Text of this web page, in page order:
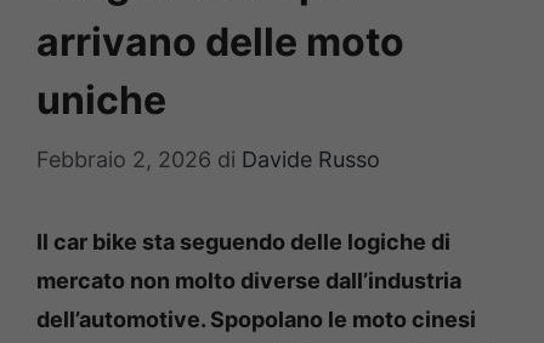
arrivano delle moto
uniche
Febbraio 2, 2026 di Davide Russo
Il car bike sta seguendo delle logiche di
mercato non molto diverse dall’industria
dell’automotive. Spopolano le moto cinesi